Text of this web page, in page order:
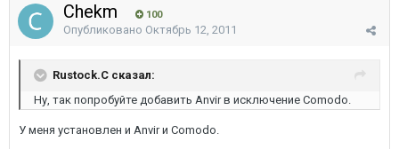
Chekm 100
Опубликовано Октябрь 12, 2011
Rustock.C сказал:
Ну, так попробуйте добавить Anvir в исключение Comodo.
У меня установлен и Anvir и Comodo.